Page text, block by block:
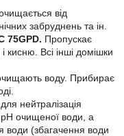
від
забруднень та ін.
75GPD. Пропускає
кисню. Всі інші домішки
воду. Прибирає
нейтралізація
рН очищеної води, а
води (збагачення води